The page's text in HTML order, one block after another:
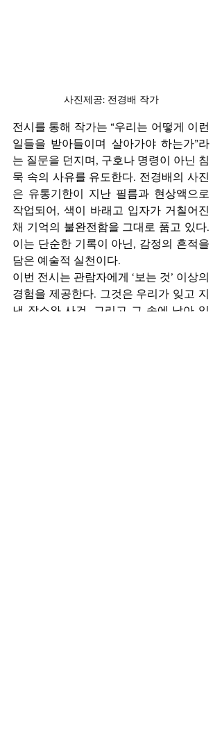
사진제공: 전경배 작가
전시를 통해 작가는 “우리는 어떻게 이런
일들을 받아들이며 살아가야 하는가”라
는 질문을 던지며, 구호나 명령이 아닌 침
묵 속의 사유를 유도한다. 전경배의 사진
은 유통기한이 지난 필름과 현상액으로
작업되어, 색이 바래고 입자가 거칠어진
채 기억의 불완전함을 그대로 품고 있다.
이는 단순한 기록이 아닌, 감정의 흔적을
담은 예술적 실천이다.
이번 전시는 관람자에게 ‘보는 것’ 이상의
경험을 제공한다. 그것은 우리가 잊고 지
낸 장소와 사건, 그리고 그 속에 남아 있